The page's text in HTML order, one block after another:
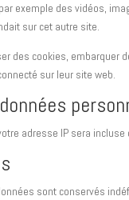
exemple des vidéos,
sur cet autre site.
des cookies, embarquer
sur leur site web.
adresse IP sera
sont conservés